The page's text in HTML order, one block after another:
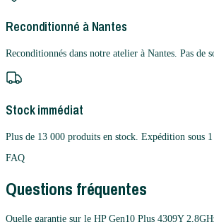
Reconditionné à Nantes
Reconditionnés dans notre atelier à Nantes. Pas de
Stock immédiat
Plus de 13 000 produits en stock. Expédition sous
FAQ
Questions fréquentes
Quelle garantie sur le HP Gen10 Plus 4309Y